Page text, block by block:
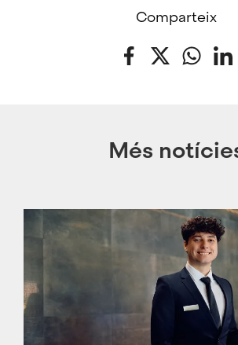
Comparteix
Facebook
Twitter
Més